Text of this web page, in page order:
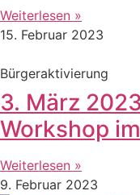
Weiterlesen »
15. Februar 2023
Bürgeraktivierung
3. März
Workshop
Weiterlesen »
9. Februar 2023